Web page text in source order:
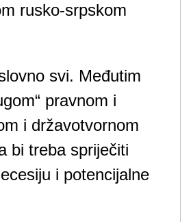
rusko-srpskom
svi. Međutim
pravnom i
i državotvornom
bi treba spriječiti
i potencijalne